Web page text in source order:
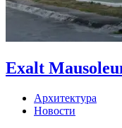
Exalt
Архитектура
Новости